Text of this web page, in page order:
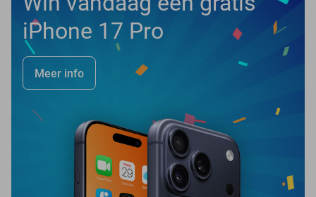
iPhone 17 Pro
Meer info